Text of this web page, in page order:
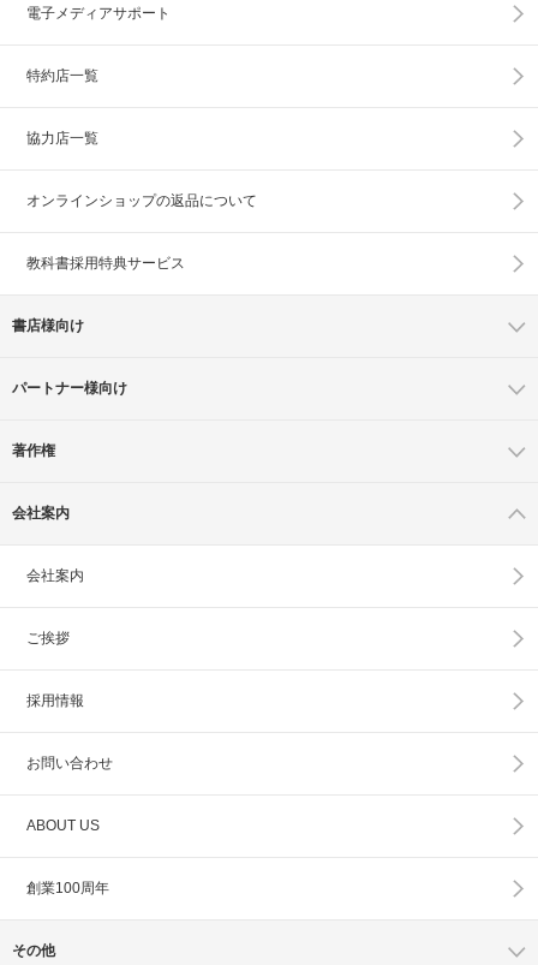
電子メディアサポート
特約店一覧
協力店一覧
オンラインショップの返品について
教科書採用特典サービス
書店様向け
パートナー様向け
著作権
会社案内
会社案内
ご挨拶
採用情報
お問い合わせ
ABOUT US
創業100周年
その他